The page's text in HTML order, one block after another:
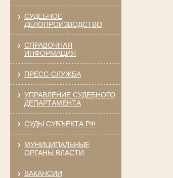
СУДЕБНОЕ
ДЕЛОПРОИЗВОДСТВО
СПРАВОЧНАЯ
ИНФОРМАЦИЯ
ПРЕСС-СЛУЖБА
УПРАВЛЕНИЕ СУДЕБНОГО
ДЕПАРТАМЕНТА
СУДЫ СУБЪЕКТА РФ
МУНИЦИПАЛЬНЫЕ
ОРГАНЫ ВЛАСТИ
ВАКАНСИИ